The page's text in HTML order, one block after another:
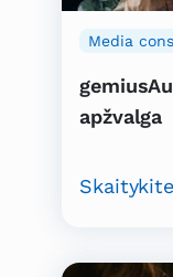
Media
apžvalga